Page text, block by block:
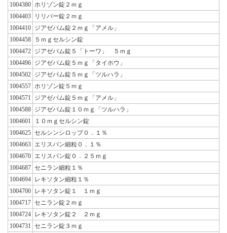
1004380 ホリゾン錠２ｍｇ
1004403
リリバー錠２ｍｇ
1004410 ジアゼパム錠２ｍｇ「アメル」
1004458
５ｍｇセルシン錠
1004472 ジアゼパム錠５「トーワ」 ５ｍｇ
1004496 ジアゼパム錠５ｍｇ「タイホウ」
1004502 ジアゼパム錠５ｍｇ「ツルハラ」
1004557 ホリゾン錠５ｍｇ
1004571
ジアゼパム錠５ｍｇ「アメル」
1004588 ジアゼパム錠１０ｍｇ「ツルハラ」
1004601
１０ｍｇセルシン錠
1004625 セルシンシロップ０．１％
1004663 エリスパン細粒０．１％
1004670 エリスパン錠０．２５ｍｇ
1004687 セニラン細粒１％
1004694 レキソタン細粒１％
1004700 レキソタン錠１ １ｍｇ
1004717 セニラン錠２ｍｇ
1004724 レキソタン錠２ ２ｍｇ
1004731
セニラン錠３ｍｇ